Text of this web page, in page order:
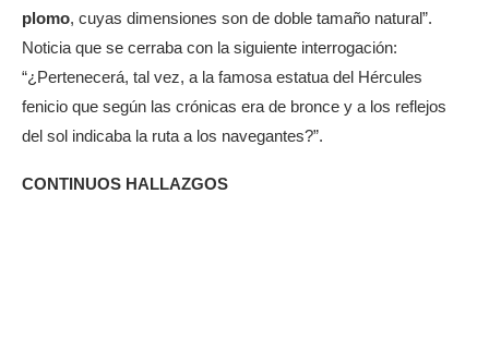
plomo, cuyas dimensiones son de doble tamaño natural”.
Noticia que se cerraba con la siguiente interrogación:
“¿Pertenecerá, tal vez, a la famosa estatua del Hércules
fenicio que según las crónicas era de bronce y a los reflejos
del sol indicaba la ruta a los navegantes?”.
CONTINUOS HALLAZGOS